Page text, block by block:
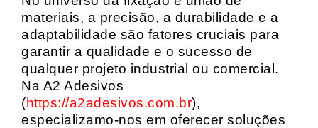
materiais, a precisão, a durabilidade e a
adaptabilidade são fatores cruciais para
garantir a qualidade e o sucesso de
qualquer projeto industrial ou comercial.
Na A2 Adesivos
(https://a2adesivos.com.br),
especializamo-nos em oferecer soluções